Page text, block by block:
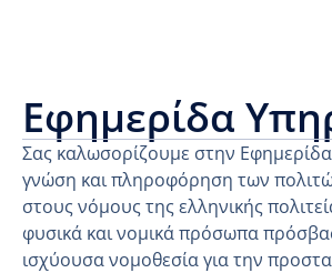
Εφημερίδα
Σας καλωσορίζουμε στην
γνώση και πληροφόρηση των
στους νόμους της ελληνικής
φυσικά και νομικά πρόσωπα
ισχύουσα νομοθεσία για την